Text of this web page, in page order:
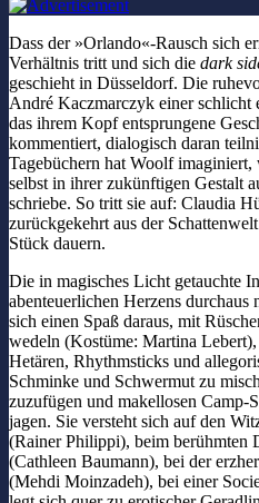
Dass der »Orlando«-Rausch sich
Verhältnis tritt und sich die dark
geschieht in Düsseldorf. Die
André Kaczmarczyk einer schlicht
das ihrem Kopf entsprungene
kommentiert, dialogisch daran
Tagebüchern hat Woolf imaginiert,
selbst in ihrer zukünftigen Gestalt
schriebe. So tritt sie auf: Claudia
zurückgekehrt aus der
Stück dauern.
Die in magisches Licht getauchte
abenteuerlichen Herzens durchaus
sich einen Spaß daraus, mit
wedeln (Kostüme: Martina
Hetären, Rhythmsticks und
Schminke und Schwermut zu
zuzufügen und makellosen Camp-
jagen. Sie versteht sich auf den
(Rainer Philippi), beim
(Cathleen Baumann), bei der
(Mehdi Moinzadeh), bei einer